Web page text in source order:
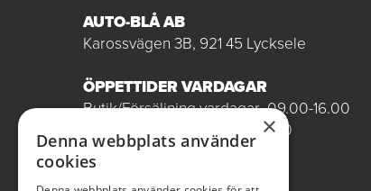
AUTO-BLÅ AB
Karossvägen 3B, 921 45 Lycksele
ÖPPETTIDER VARDAGAR
Butik/Försäljning vardagar 09.00-16.00
Verkstad vardagar 07.00-16.00
Röda dagar stängt
×
Denna webbplats använder
cookies